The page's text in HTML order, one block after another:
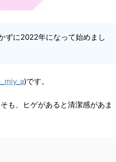
ずに2022年になって始めまし
)です。
も、ヒゲがあると清潔感があま